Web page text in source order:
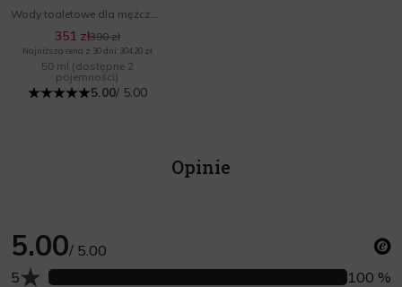
351 zł390 zł
Najniższa cena z 30 dni: 304,20 zł
50 ml (dostępne 2
pojemności)
5.00/ 5.00
Opinie
5.00/ 5.00
Liczba opinii z oceną
5 100 %